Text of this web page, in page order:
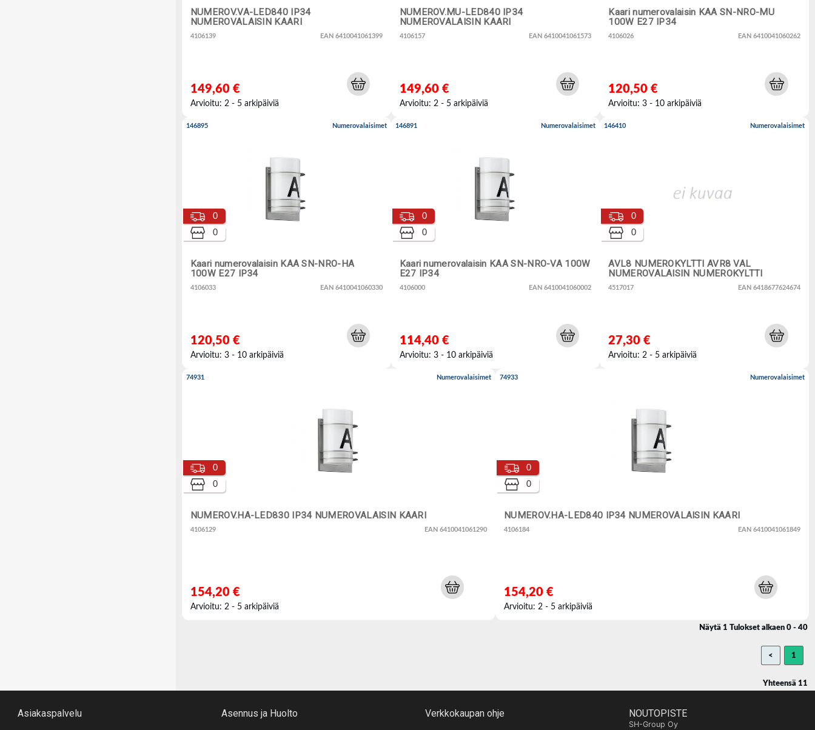
NUMEROV.VA-LED840 IP34
NUMEROVALAISIN KAARI
4106139 EAN 6410041061399
149,60 €
Arvioitu: 2 - 5 arkipäiviä
NUMEROV.MU-LED840 IP34
NUMEROVALAISIN KAARI
4106157 EAN 6410041061573
149,60 €
Arvioitu: 2 - 5 arkipäiviä
Kaari numerovalaisin KAA SN-NRO-MU
100W E27 IP34
4106026 EAN 6410041060262
120,50 €
Arvioitu: 3 - 10 arkipäiviä
146895 Numerovalaisimet
Kaari numerovalaisin KAA SN-NRO-HA
100W E27 IP34
4106033 EAN 6410041060330
0
0
120,50 €
Arvioitu: 3 - 10 arkipäiviä
146891 Numerovalaisimet
Kaari numerovalaisin KAA SN-NRO-VA 100W
E27 IP34
4106000 EAN 6410041060002
0
0
114,40 €
Arvioitu: 3 - 10 arkipäiviä
146410 Numerovalaisimet
AVL8 NUMEROKYLTTI AVR8 VAL
NUMEROVALAISIN NUMEROKYLTTI
4517017 EAN 6418677624674
0
0
27,30 €
Arvioitu: 2 - 5 arkipäiviä
74931 Numerovalaisimet
NUMEROV.HA-LED830 IP34 NUMEROVALAISIN KAARI
4106129 EAN 6410041061290
0
0
154,20 €
Arvioitu: 2 - 5 arkipäiviä
74933 Numerovalaisimet
NUMEROV.HA-LED840 IP34 NUMEROVALAISIN KAARI
4106184 EAN 6410041061849
0
0
154,20 €
Arvioitu: 2 - 5 arkipäiviä
Näytä 1 Tulokset alkaen 0 - 40
< 1
Yhteensä 11
Asiakaspalvelu Asennus ja Huolto Verkkokaupan ohje NOUTOPISTE
SH-Group Oy